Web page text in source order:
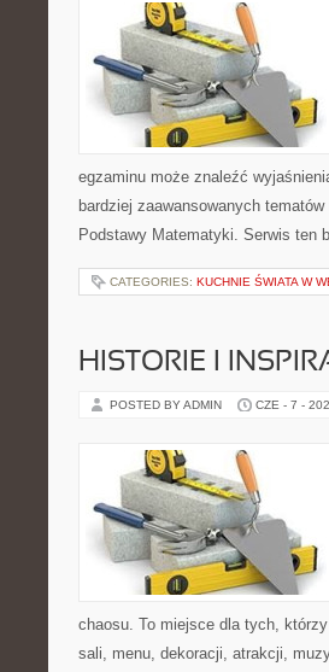
egzaminu może znaleźć
bardziej zaawansowanych
Podstawy Matematyki. Serwis
CATEGORIES: KUCHNIE ŚWIATA W
HISTORIE I
POSTED BY ADMIN CZE - 7 -
chaosu. To miejsce dla tych,
sali, menu, dekoracji, atrakcji,